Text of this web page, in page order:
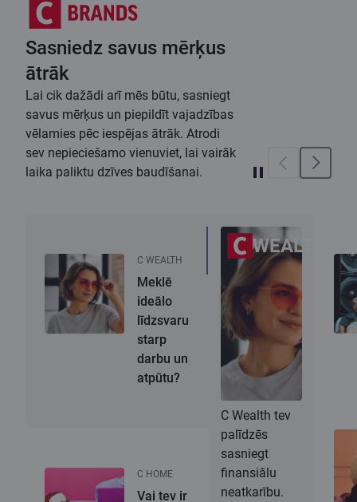
Sasniedz savus mērķus
ātrāk
Lai cik dažādi arī mēs būtu, sasniegt
savus mērķus un piepildīt vajadzības
vēlamies pēc iespējas ātrāk. Atrodi
sev nepieciešamo vienuviet, lai vairāk
laika paliktu dzīves baudīšanai.
WEALTH
C Wealth tev
palīdzēs
sasniegt
finansiālu
neatkarību.
C WEALTH
Meklē
ideālo
līdzsvaru
starp
darbu un
atpūtu?
C HOME
Vai tev ir